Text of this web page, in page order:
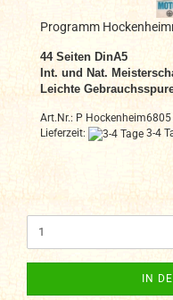
Programm
44 Seiten DinA5
Int. und Nat.
Leichte
Art.Nr.: P Hockenheim6805
Lieferzeit:
3-4
IN